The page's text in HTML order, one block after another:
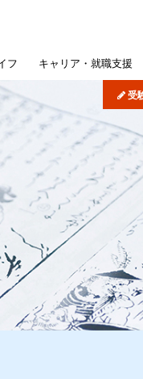
フ キャリア・ 就職支援
携・研究シーズ
公式SNS
短期大学部専
奨学金 学生生
献
採用ご担当者様へ
文学部入試概要
専攻科入試概要
ーネット出願
サービス 図書
受